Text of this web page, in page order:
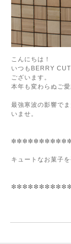
こんにちは！
いつもBERRY
ございます。
本年も変わらぬご
最強寒波の影響で
いませ。
キュートなお菓子
心 は ず